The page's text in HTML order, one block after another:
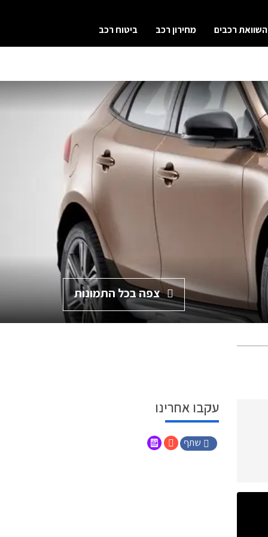
השוואת רכבים מחירון רכב ביטוח רכב
צפה בכל התמונות
עקבו אחרינו
שתף